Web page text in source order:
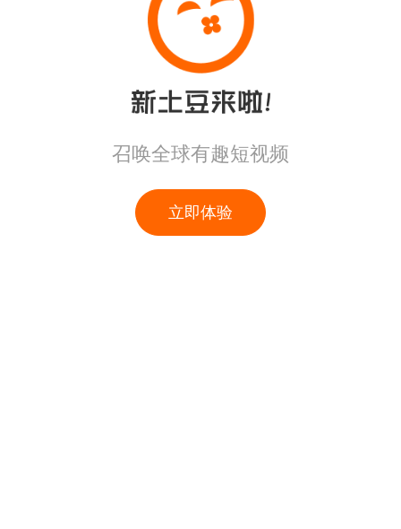
召唤全球有趣短视频
立即体验